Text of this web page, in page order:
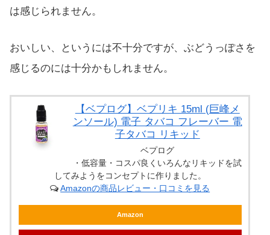
は感じられません。
おいしい、というには不十分ですが、ぶどうっぽさを
感じるのには十分かもしれません。
【ベプログ】ベプリキ 15ml (巨峰メ
ンソール) 電子 タバコ フレーバー 電
子タバコ リキッド
ベプログ
・低容量・コスパ良くいろんなリキッドを試
してみようをコンセプトに作りました。
Amazonの商品レビュー・口コミを見る
Amazon